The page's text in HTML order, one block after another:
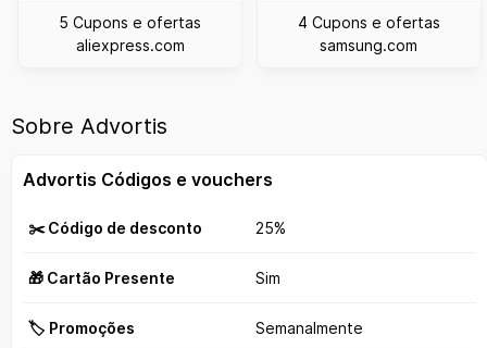
5 Cupons e ofertas
aliexpress.com
4 Cupons e ofertas
samsung.com
Sobre Advortis
Advortis Códigos e vouchers
✂️ Código de desconto 25%
🎁 Cartão Presente Sim
🏷️ Promoções Semanalmente